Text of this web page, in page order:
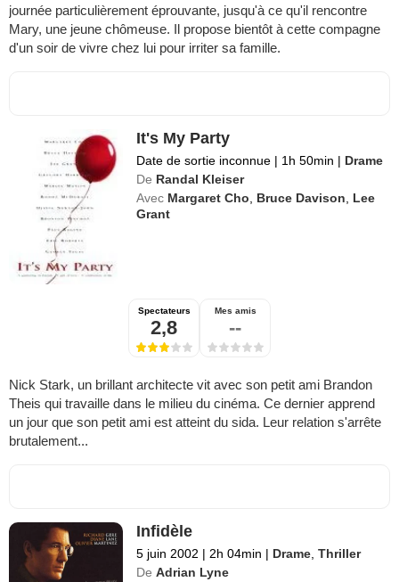
journée particulièrement éprouvante, jusqu'à ce qu'il rencontre
Mary, une jeune chômeuse. Il propose bientôt à cette compagne
d'un soir de vivre chez lui pour irriter sa famille.
It's My Party
Date de sortie inconnue | 1h 50min | Drame
De Randal Kleiser
Avec Margaret Cho Bruce Davison
Lee
Grant
Spectateurs
2,8
Mes amis
--
Nick Stark, un brillant architecte vit avec son petit ami Brandon
Theis qui travaille dans le milieu du cinéma. Ce dernier apprend
un jour que son petit ami est atteint du sida. Leur relation s'arrête
brutalement...
Infidèle
5 juin 2002 | 2h 04min | Drame ,Thriller
De Adrian Lyne